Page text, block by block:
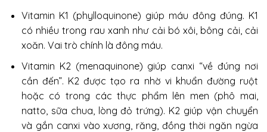
Vitamin K1 (phylloquinone) giúp máu đông đúng. K1
có nhiều trong rau xanh như cải bó xôi, bông cải, cải
xoăn. Vai trò chính là đông máu.
Vitamin K2 (menaquinone) giúp canxi “về đúng nơi
cần đến”. K2 được tạo ra nhờ vi khuẩn đường ruột
hoặc có trong các thực phẩm lên men (phô mai,
natto, sữa chua, lòng đỏ trứng). K2 giúp vận chuyển
và gắn canxi vào xương, răng, đồng thời ngăn ngừa